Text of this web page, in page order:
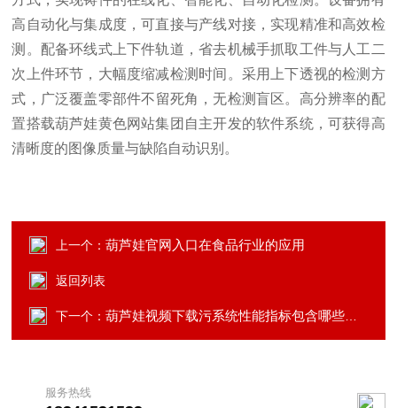
高自动化与集成度，可直接与产线对接，实现精准和高效检
测。 配备环线式上下件轨道，省去机械手抓取工件与人工二
次上件环节，大幅度缩减检测时间。采用上下透视的检测方
式， 广泛覆盖零部件不留死角 ，无检测盲区。高分辨率的配
置搭载葫芦娃黄色网站集团自主开发的软件系统，可获得高
清晰度的图像质量与缺陷自动识别。
上一个：葫芦娃官网入口在食品行业的应用
返回列表
下一个：葫芦娃视频下载污系统性能指标包含哪些方面
服务热线